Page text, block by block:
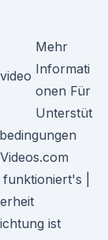
Mehr
Informati
onen Für
Unterstüt
|
ist